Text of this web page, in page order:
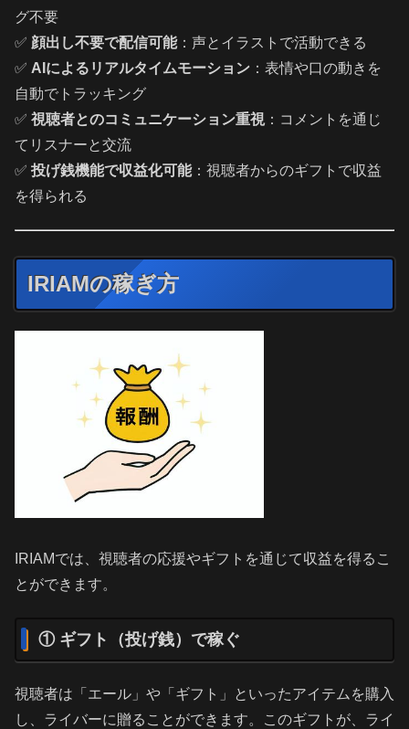
グ不要
✅ 顔出し不要で配信可能：声とイラストで活動できる
✅ AIによるリアルタイムモーション ：表情や口の動きを
自動でトラッキング
✅ 視聴者とのコミュニケーション重視 ：コメントを通じ
てリスナーと交流
✅ 投げ銭機能で収益化可能：視聴者からのギフトで収益
を得られる
IRIAMの稼ぎ方
IRIAMでは、視聴者の応援やギフトを通じて収益を得るこ
とができます。
① ギフト（投げ銭）で稼ぐ
視聴者は「エール」や「ギフト」といったアイテムを購入
し、ライバーに贈ることができます。このギフトが、ライ